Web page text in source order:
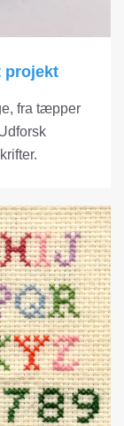
projekt
fra tæpper